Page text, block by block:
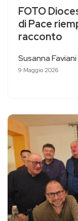
FOTO
di Pace
racconto
Susanna Faviani
9 Maggio 2026